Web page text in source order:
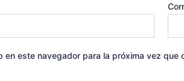
este navegador para la próxima vez que